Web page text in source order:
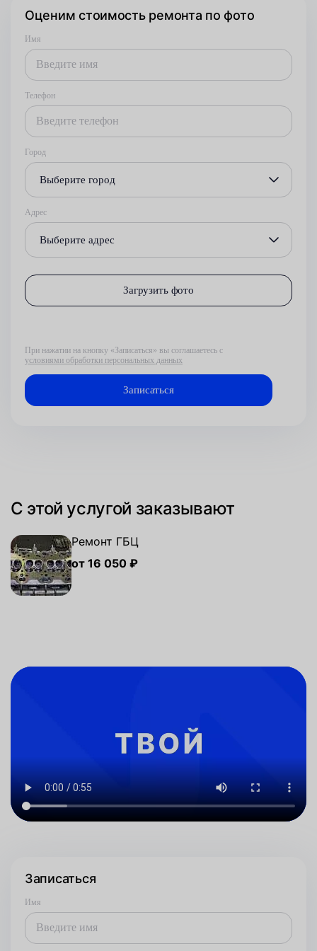
Оценим стоимость ремонта по фото
Имя
Телефон
Город
Выберите город
Адрес
Выберите адрес
Загрузить фото
При нажатии на кнопку «Записаться» вы соглашаетесь с
условиями обработки персональных данных
С этой услугой заказывают
Ремонт ГБЦ
от 16 050 ₽
Записаться
Имя